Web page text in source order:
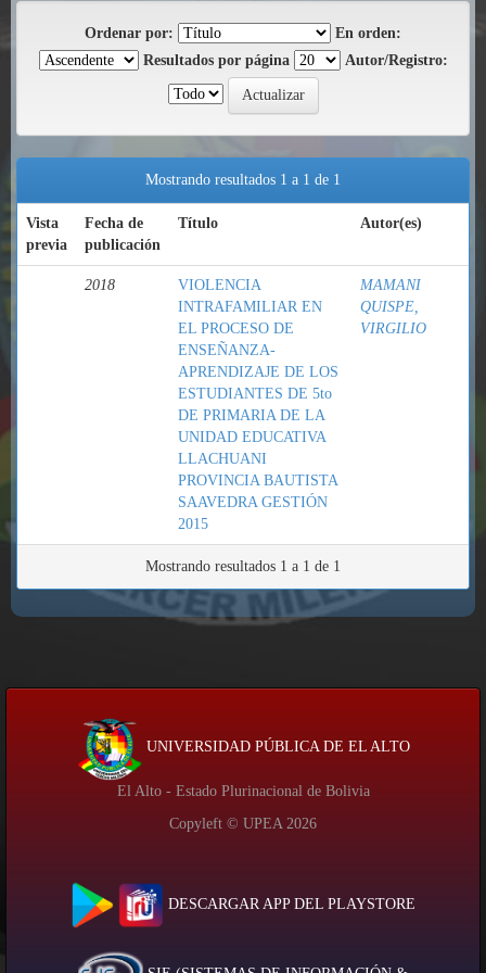
Ordenar por:
En orden:
Resultados por página
Autor/Registro:
Mostrando resultados 1 a 1 de 1
Vista
previa
Fecha de
publicación
Título Autor(es)
2018
VIOLENCIA
INTRAFAMILIAR EN
EL PROCESO DE
ENSEÑANZA-
APRENDIZAJE DE LOS
ESTUDIANTES DE 5to
DE PRIMARIA DE LA
UNIDAD EDUCATIVA
LLACHUANI
PROVINCIA BAUTISTA
SAAVEDRA GESTIÓN
2015
MAMANI
QUISPE,
VIRGILIO
Mostrando resultados 1 a 1 de 1
UNIVERSIDAD PÚBLICA DE EL ALTO
El Alto - Estado Plurinacional de Bolivia
Copyleft © UPEA 2026
DESCARGAR APP DEL PLAYSTORE